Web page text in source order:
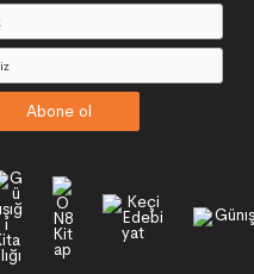
Abone ol